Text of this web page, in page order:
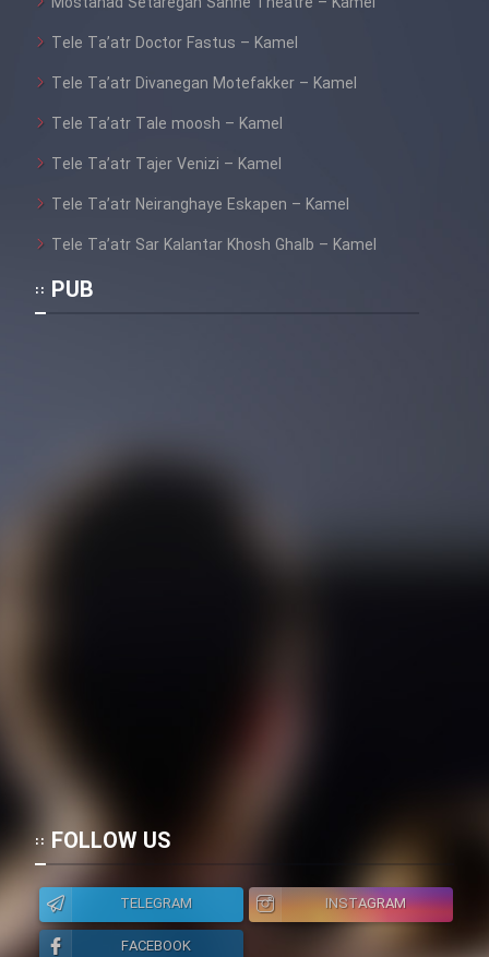
Tele Ta’atr Doctor Fastus – Kamel
Tele Ta’atr Divanegan Motefakker – Kamel
Tele Ta’atr Tale moosh – Kamel
Tele Ta’atr Tajer Venizi – Kamel
Tele Ta’atr Neiranghaye Eskapen – Kamel
Tele Ta’atr Sar Kalantar Khosh Ghalb – Kamel
PUB
FOLLOW US
TELEGRAM
INSTAGRAM
FACEBOOK